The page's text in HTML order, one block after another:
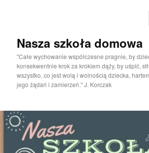
Nasza szkoła domowa
"Całe wychowanie współczesne pragnie, by
konsekwentnie krok za krokiem dąży, by uśpić,
wszystko, co jest wolą i wolnością dziecka,
jego żądań i zamierzeń." J. Korczak